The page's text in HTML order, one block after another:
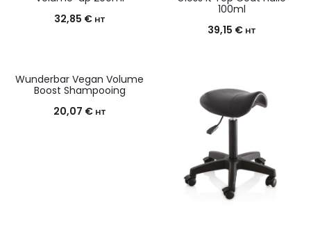
32,85 € HT
100ml
39,15 € HT
Wunderbar Vegan Volume
Boost Shampooing
20,07 € HT